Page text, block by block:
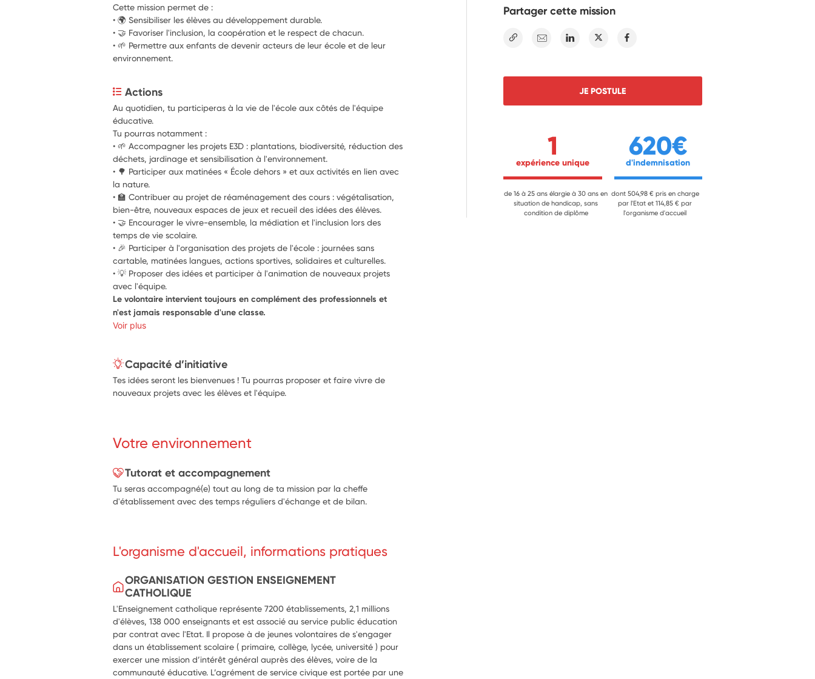
Cette mission permet de :
• 🌍 Sensibiliser les élèves au développement durable.
• 🤝 Favoriser l'inclusion, la coopération et le respect de chacun.
• 🌱 Permettre aux enfants de devenir acteurs de leur école et de leur
environnement.
Actions
Au quotidien, tu participeras à la vie de l'école aux côtés de l'équipe
éducative.
Tu pourras notamment :
• 🌱 Accompagner les projets E3D : plantations, biodiversité, réduction des
déchets, jardinage et sensibilisation à l'environnement.
• 🌳 Participer aux matinées « École dehors » et aux activités en lien avec
la nature.
• 🏫 Contribuer au projet de réaménagement des cours : végétalisation,
bien-être, nouveaux espaces de jeux et recueil des idées des élèves.
• 🤝 Encourager le vivre-ensemble, la médiation et l'inclusion lors des
temps de vie scolaire.
• 🎉 Participer à l'organisation des projets de l'école : journées sans
cartable, matinées langues, actions sportives, solidaires et culturelles.
• 💡 Proposer des idées et participer à l'animation de nouveaux projets
avec l'équipe.
Le volontaire intervient toujours en complément des professionnels et
n'est jamais responsable d'une classe.
Voir plus
Capacité d’initiative
Tes idées seront les bienvenues ! Tu pourras proposer et faire vivre de
nouveaux projets avec les élèves et l'équipe.
Votre environnement
Tutorat et accompagnement
Tu seras accompagné(e) tout au long de ta mission par la cheffe
d'établissement avec des temps réguliers d'échange et de bilan.
L'organisme d'accueil, informations pratiques
ORGANISATION GESTION ENSEIGNEMENT
CATHOLIQUE
L'Enseignement catholique représente 7200 établissements, 2,1 millions
d'élèves, 138 000 enseignants et est associé au service public éducation
par contrat avec l'Etat. Il propose à de jeunes volontaires de s'engager
dans un établissement scolaire ( primaire, collège, lycée, université ) pour
exercer une mission d’intérêt général auprès des élèves, voire de la
communauté éducative. L’agrément de service civique est portée par une
Partager cette mission
E-mail Linkedin Twitter
JE POSTULE
1
expérience unique
de 16 à 25 ans élargie à 30 ans en
situation de handicap, sans
condition de diplôme
620€
d'indemnisation
dont 504,98 € pris en charge
par l'Etat et 114,85 € par
l'organisme d'accueil